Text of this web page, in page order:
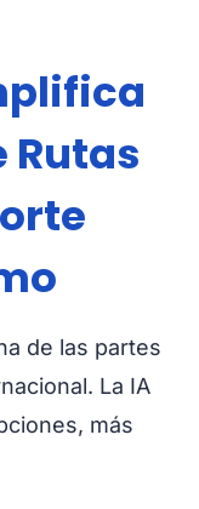
Rutas
de las partes
La IA
más